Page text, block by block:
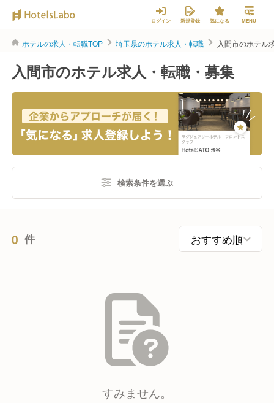
ログイン 新規登録 気になる MENU
ホテルの求人・転職TOP 埼玉県のホテル求人・転職 入間市のホテル
入間市のホテル求人・転職・募集
検索条件を選ぶ
0 件
すみません。